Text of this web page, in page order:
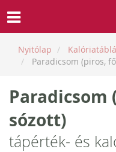
Nyitólap
Paradicsom (piros,
sózott)
tápérték- és